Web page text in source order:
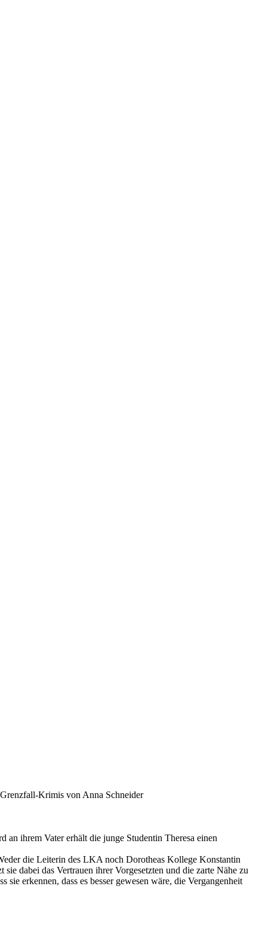
Krimis von Anna Schneider
an ihrem Vater erhält die junge Studentin Theresa einen
die Leiterin des LKA noch Dorotheas Kollege Konstantin
dabei das Vertrauen ihrer Vorgesetzten und die zarte Nähe zu
erkennen, dass es besser gewesen wäre, die Vergangenheit